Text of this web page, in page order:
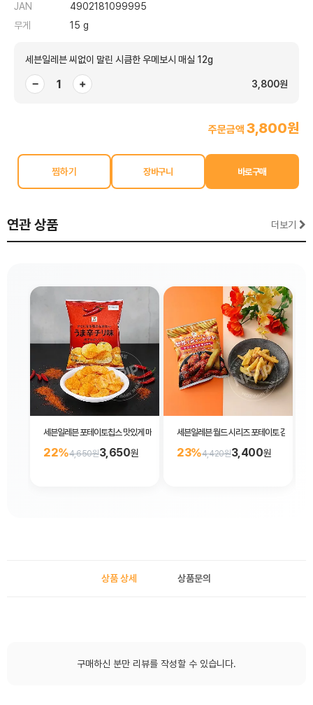
JAN
4902181099995
무게
15 g
세븐일레븐 씨없이 말린 시큼한 우메보시 매실 12g
− + 3,800원
주문금액 3,800원
찜하기
연관 상품 더보기
세븐일레븐 포테이토칩스 맛있게 매운 감자칩 65g
22%4,650원3,650원
세븐일레븐 월드 시리즈 포테이토 감자스틱
23%4,420원3,400원
상품 상세 상품문의
구매하신 분만 리뷰를 작성할 수 있습니다.